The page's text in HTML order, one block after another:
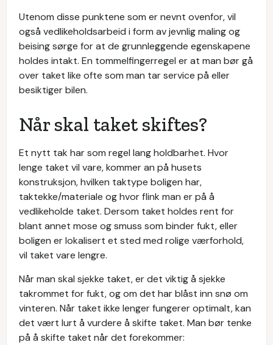
Utenom disse punktene som er nevnt ovenfor, vil
også vedlikeholdsarbeid i form av jevnlig maling og
beising sørge for at de grunnleggende egenskapene
holdes intakt. En tommelfingerregel er at man bør gå
over taket like ofte som man tar service på eller
besiktiger bilen.
Når skal taket skiftes?
Et nytt tak har som regel lang holdbarhet. Hvor
lenge taket vil vare, kommer an på husets
konstruksjon, hvilken taktype boligen har,
taktekke/materiale og hvor flink man er på å
vedlikeholde taket. Dersom taket holdes rent for
blant annet mose og smuss som binder fukt, eller
boligen er lokalisert et sted med rolige værforhold,
vil taket vare lengre.
Når man skal sjekke taket, er det viktig å sjekke
takrommet for fukt, og om det har blåst inn snø om
vinteren. Når taket ikke lenger fungerer optimalt, kan
det vært lurt å vurdere å skifte taket. Man bør tenke
på å skifte taket når det forekommer: